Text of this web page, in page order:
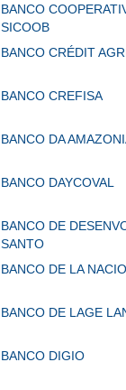
BANCO
SICOOB
BANCO CRÉDIT
BANCO CREFISA
BANCO DA
BANCO DAYCOVAL
BANCO DE
SANTO
BANCO DE LA
BANCO DE LAGE
BANCO DIGIO